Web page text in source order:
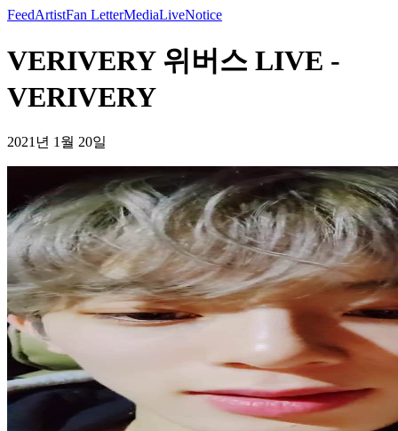
FeedArtistFan LetterMediaLiveNotice
VERIVERY 위버스 LIVE -
VERIVERY
2021년 1월 20일